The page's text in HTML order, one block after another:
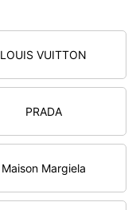
LOUIS VUITTON
PRADA
Maison Margiela